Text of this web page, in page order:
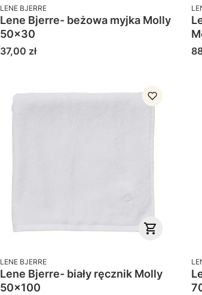
PRODUCENT
LENE BJERRE
Lene Bjerre- beżowa myjka Molly
50x30
Cena
37,00 zł
PRODUCENT
LENE BJERRE
Lene Bjerre- biały ręcznik Molly
50x100